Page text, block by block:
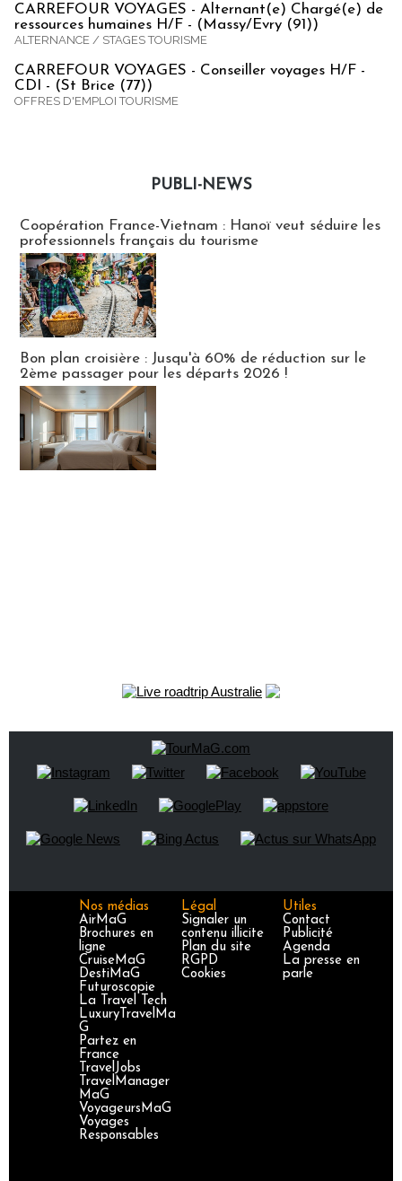
CARREFOUR VOYAGES - Alternant(e) Chargé(e) de
ressources humaines H/F - (Massy/Evry (91))
ALTERNANCE / STAGES TOURISME
CARREFOUR VOYAGES - Conseiller voyages H/F -
CDI - (St Brice (77))
OFFRES D'EMPLOI TOURISME
PUBLI-NEWS
Coopération France-Vietnam : Hanoï veut séduire les
professionnels français du tourisme
Bon plan croisière : Jusqu'à 60% de réduction sur le
2ème passager pour les départs 2026 !
Nos médias
AirMaG
Brochures en
ligne
CruiseMaG
DestiMaG
Futuroscopie
La Travel Tech
LuxuryTravelMa
G
Partez en
France
TravelJobs
TravelManager
MaG
VoyageursMaG
Voyages
Responsables
Légal
Signaler un
contenu illicite
Plan du site
RGPD
Cookies
Utiles
Contact
Publicité
Agenda
La presse en
parle